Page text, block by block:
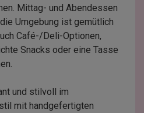
Mittag- und Abendessen
Umgebung ist gemütlich
Café-/Deli-Optionen,
Snacks oder eine Tasse
und stilvoll im
mit handgefertigten